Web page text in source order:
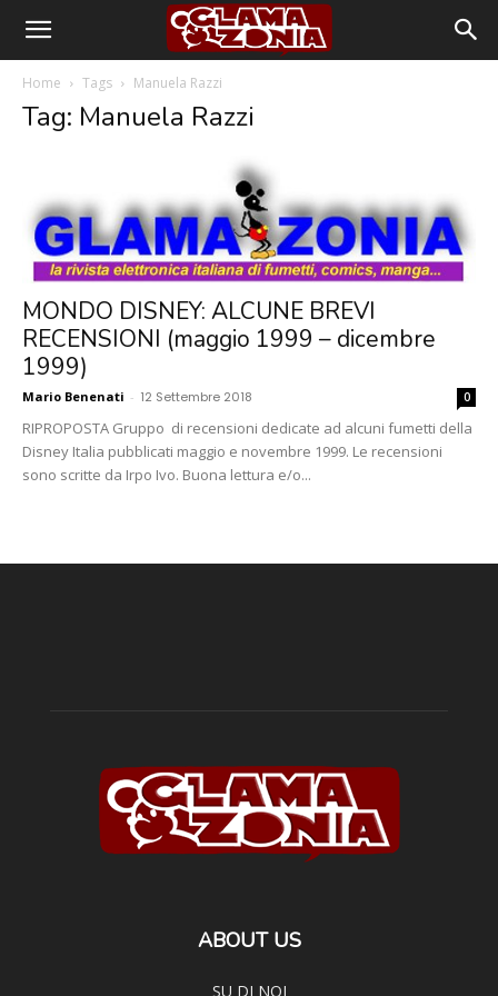
Home Tags Manuela Razzi
Tag: Manuela Razzi
MONDO DISNEY: ALCUNE BREVI
RECENSIONI (maggio 1999 – dicembre
1999)
Mario Benenati - 12 Settembre 2018 0
RIPROPOSTA Gruppo di recensioni dedicate ad alcuni fumetti della
Disney Italia pubblicati maggio e novembre 1999. Le recensioni
sono scritte da Irpo Ivo. Buona lettura e/o...
ABOUT US
SU DI NOI